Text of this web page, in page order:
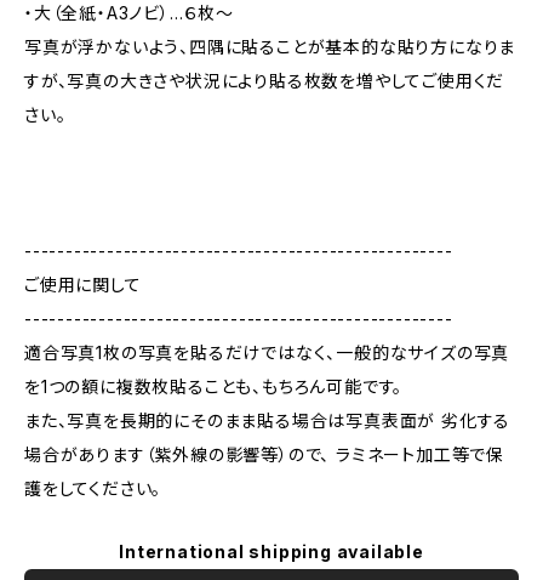
・大（全紙・A3ノビ）…６枚～
写真が浮かないよう、四隅に貼ることが基本的な貼り方になりま
すが、写真の大きさや状況により貼る枚数を増やしてご使用くだ
さい。
----------------------------------------------------
ご使用に関して
----------------------------------------------------
適合写真1枚の写真を貼るだけではなく、一般的なサイズの写真
を1つの額に複数枚貼ることも、もちろん可能です。
また、写真を長期的にそのまま貼る場合は写真表面が 劣化する
場合があります（紫外線の影響等）ので、 ラミネート加工等で保
護をしてください。
International shipping available